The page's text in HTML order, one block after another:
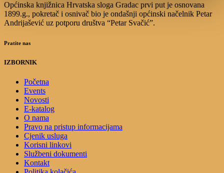
Općinska knjižnica Hrvatska sloga Gradac prvi put je osnovana
1899.g., pokretač i osnivač bio je ondašnji općinski načelnik Petar
Andrijašević uz potporu društva “Petar Svačić”.
Pratite nas
IZBORNIK
Početna
Events
Novosti
E-katalog
O nama
Pravo na pristup informacijama
Cjenik usluga
Korisni linkovi
Službeni dokumenti
Kontakt